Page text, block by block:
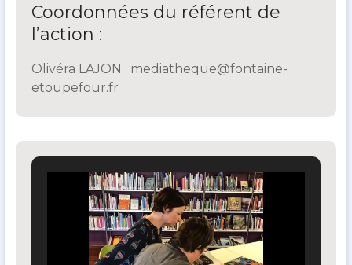
Coordonnées du référent de
l’action :
Olivéra LAJON : mediatheque@fontaine-
etoupefour.fr